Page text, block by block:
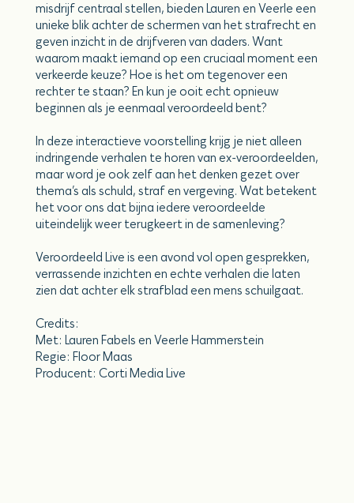
misdrijf centraal stellen, bieden Lauren en Veerle een
unieke blik achter de schermen van het strafrecht en
geven inzicht in de drijfveren van daders. Want
waarom maakt iemand op een cruciaal moment een
verkeerde keuze? Hoe is het om tegenover een
rechter te staan? En kun je ooit echt opnieuw
beginnen als je eenmaal veroordeeld bent?
In deze interactieve voorstelling krijg je niet alleen
indringende verhalen te horen van ex-veroordeelden,
maar word je ook zelf aan het denken gezet over
thema’s als schuld, straf en vergeving. Wat betekent
het voor ons dat bijna iedere veroordeelde
uiteindelijk weer terugkeert in de samenleving?
Veroordeeld Live is een avond vol open gesprekken,
verrassende inzichten en echte verhalen die laten
zien dat achter elk strafblad een mens schuilgaat.
Credits:
Met: Lauren Fabels en Veerle Hammerstein
Regie: Floor Maas
Producent: Corti Media Live